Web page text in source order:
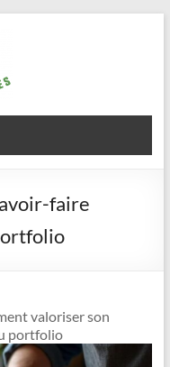
faire
valoriser son
portfolio